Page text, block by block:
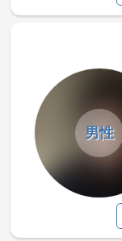
男性